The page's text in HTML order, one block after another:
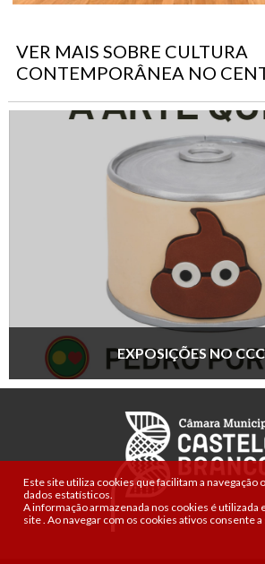
Este site utiliza cookies que facilitam a navegação
dados estatísticos.
A informação armazenada nos cookies é utilizada
site .Ao navegar com os cookies ativos consente a
VER MAIS SOBRE CULTURA
CONTEMPORÂNEA NO
EXPOSIÇÕES NO